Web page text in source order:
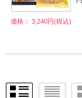
価格： 3,240円(税込)